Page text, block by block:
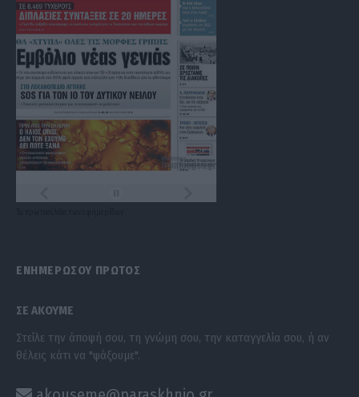
ΕΝΗΜΕΡΩΣΟΥ ΠΡΩΤΟΣ
ΣΕ ΑΚΟΥΜΕ
Στείλε την άποψή σου, τη γνώμη σου, την καταγγελία σου, ή αν
θέλεις κάτι να "ψάξουμε".